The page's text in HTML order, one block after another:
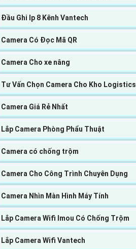
Đầu Ghi Ip 8 Kênh Vantech
Camera Có Đọc Mã QR
Camera Cho xe nâng
Tư Vấn Chọn Camera Cho Kho Logistics
Camera Giá Rẻ Nhất
Lắp Camera Phòng Phẩu Thuật
Camera có chống trộm
Camera Cho Công Trình Chuyên Dụng
Camera Nhìn Màn Hình Máy Tính
Lắp Camera Wifi Imou Có Chống Trộm
Lắp Camera Wifi Vantech